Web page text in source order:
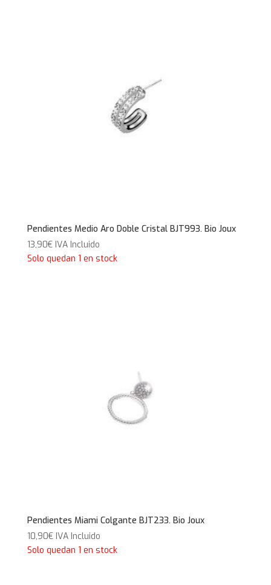
Pendientes Medio Aro Doble Cristal BJT993. Bio Joux
13,90€ IVA Incluido
Solo quedan 1 en stock
Pendientes Miami Colgante BJT233. Bio Joux
10,90€ IVA Incluido
Solo quedan 1 en stock